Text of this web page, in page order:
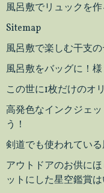
風呂敷でリュックを
Sitemap
風呂敷で楽しむ干支
風呂敷をバッグに！
この世に1枚だけのオ
高発色なインクジェ
う！
剣道でも使われてい
アウトドアのお供に
ットにした星空鑑賞は